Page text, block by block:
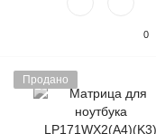
0
Продано